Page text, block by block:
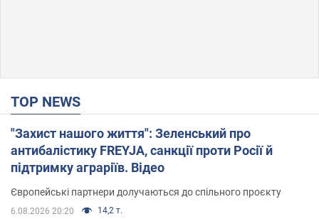
TOP NEWS
"Захист нашого життя": Зеленський про
антибалістику FREYJA, санкції проти Росії й
підтримку аграріїв. Відео
Європейські партнери долучаються до спільного проєкту
6.08.2026 20:20 14,2 т.